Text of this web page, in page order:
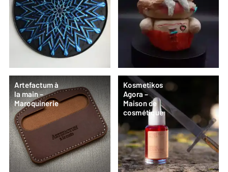
Artefactum à
la main –
Maroquinerie
Kosmetikos
Agora –
Maison de
cosmétique